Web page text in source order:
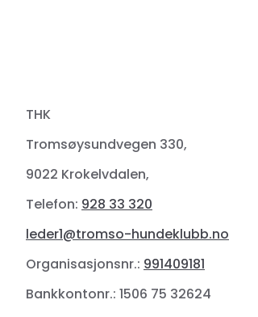
THK
Tromsøysundvegen 330,
9022 Krokelvdalen,
Telefon: 928 33 320
leder1@tromso-hundeklubb.no
Organisasjonsnr.: 991409181
Bankkontonr.: 1506 75 32624